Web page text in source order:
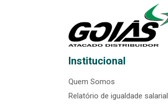
Institucional
Quem Somos
Relatório de igualdade salarial